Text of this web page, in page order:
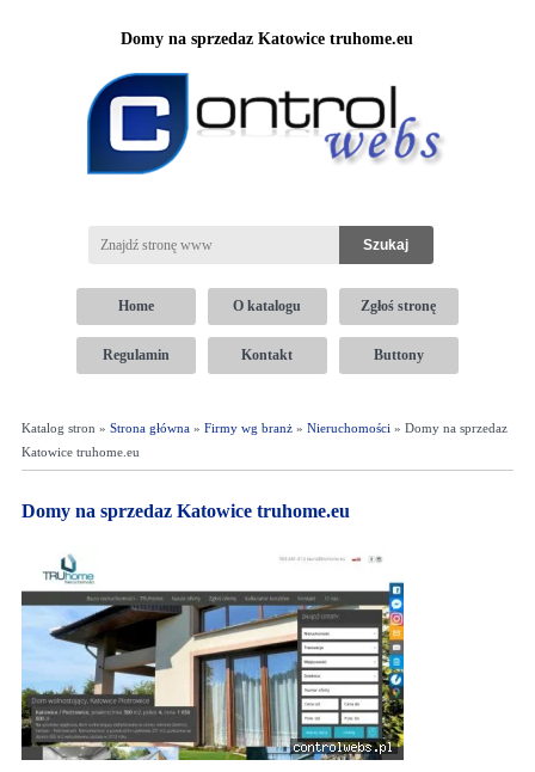
Domy na sprzedaz Katowice truhome.eu
Home O katalogu Zgłoś stronę
Regulamin Kontakt Buttony
Katalog stron » Strona główna» Firmy wg branż» Nieruchomości » Domy na sprzedaz
Katowice truhome.eu
Domy na sprzedaz Katowice truhome.eu